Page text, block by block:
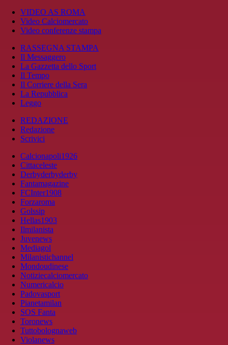
VIDEO AS ROMA
Video Calciomercato
Video conferenze stampa
RASSEGNA STAMPA
Il Messaggero
La Gazzetta dello Sport
Il Tempo
Il Corriere della Sera
La Repubblica
Leggo
REDAZIONE
Redazione
Scrivici
Calcionapoli1926
Cittaceleste
Derbyderbyderby
Fantamagazine
FCInter1908
Forzaroma
Golssip
Hellas1903
Ilmilanista
Juvenews
Mediagol
Milanistichannel
Mondoudinese
Notiziecalciomercato
Numericalcio
Padovasport
Pianetamilan
SOS Fanta
Toronews
Tuttobolognaweb
Violanews